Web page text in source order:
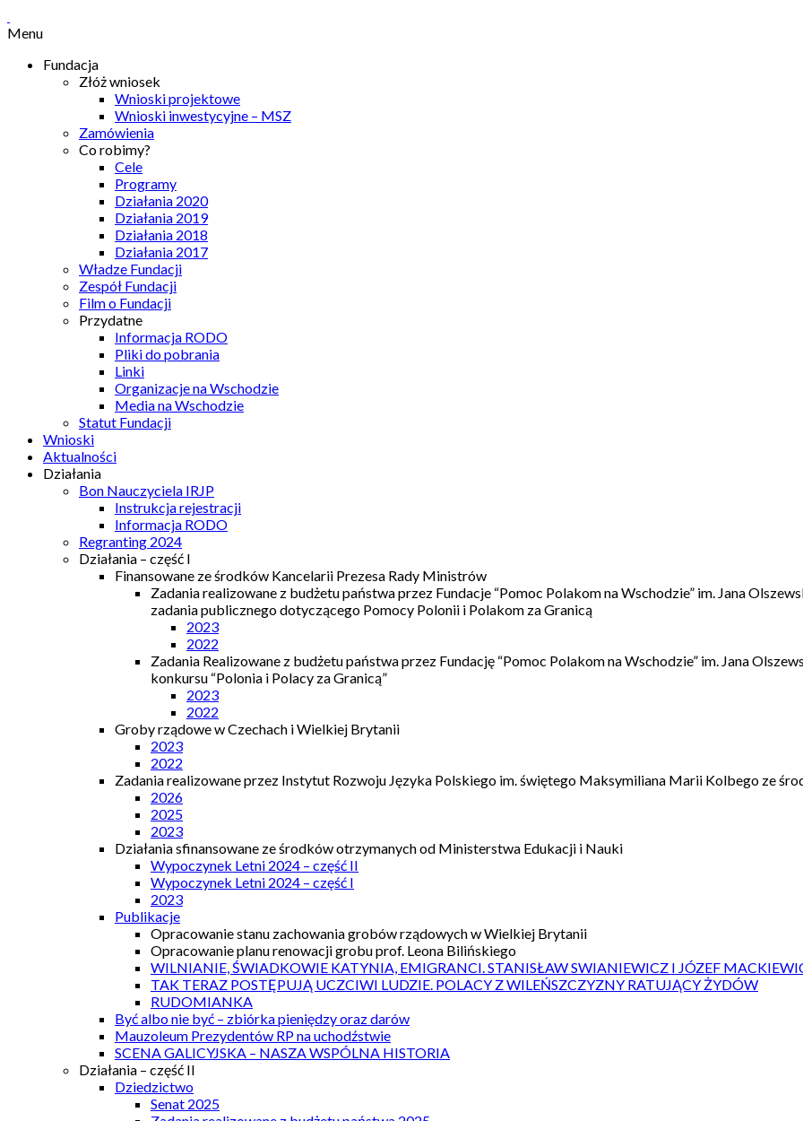
Menu
Fundacja
Złóż wniosek
Wnioski projektowe
Wnioski inwestycyjne – MSZ
Zamówienia
Co robimy?
Cele
Programy
Działania 2020
Działania 2019
Działania 2018
Działania 2017
Władze Fundacji
Zespół Fundacji
Film o Fundacji
Przydatne
Informacja RODO
Pliki do pobrania
Linki
Organizacje na Wschodzie
Media na Wschodzie
Statut Fundacji
Wnioski
Aktualności
Działania
Bon Nauczyciela IRJP
Instrukcja rejestracji
Informacja RODO
Regranting 2024
Działania – część I
Finansowane ze środków Kancelarii Prezesa Rady Ministrów
Zadania realizowane z budżetu państwa przez Fundacje “Pomoc Polakom na Wschodzie” im. Jana
zadania publicznego dotyczącego Pomocy Polonii i Polakom za Granicą
2023
2022
Zadania Realizowane z budżetu państwa przez Fundację “Pomoc Polakom na Wschodzie” im. Jana
konkursu “Polonia i Polacy za Granicą”
2023
2022
Groby rządowe w Czechach i Wielkiej Brytanii
2023
2022
Zadania realizowane przez Instytut Rozwoju Języka Polskiego im. świętego Maksymiliana Marii Kolbego ze
2026
2025
2023
Działania sfinansowane ze środków otrzymanych od Ministerstwa Edukacji i Nauki
Wypoczynek Letni 2024 – część II
Wypoczynek Letni 2024 – część I
2023
Publikacje
Opracowanie stanu zachowania grobów rządowych w Wielkiej Brytanii
Opracowanie planu renowacji grobu prof. Leona Bilińskiego
WILNIANIE, ŚWIADKOWIE KATYNIA, EMIGRANCI. STANISŁAW SWIANIEWICZ I JÓZEF
TAK TERAZ POSTĘPUJĄ UCZCIWI LUDZIE. POLACY Z WILEŃSZCZYZNY RATUJĄCY ŻYDÓW
RUDOMIANKA
Być albo nie być – zbiórka pieniędzy oraz darów
Mauzoleum Prezydentów RP na uchodźstwie
SCENA GALICYJSKA – NASZA WSPÓLNA HISTORIA
Działania – część II
Dziedzictwo
Senat 2025